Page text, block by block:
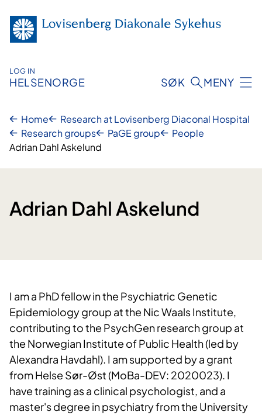
content
LOG IN
HELSENORGE SØK MENY
Home
Research at Lovisenberg Diaconal Hospital
Research groups
PaGE group
People
Adrian Dahl Askelund
Adrian Dahl Askelund
I am a PhD fellow in the Psychiatric Genetic
Epidemiology group at the Nic Waals Institute,
contributing to the PsychGen research group at
the Norwegian Institute of Public Health (led by
Alexandra Havdahl). I am supported by a grant
from Helse Sør-Øst (MoBa-DEV: 2020023). I
have training as a clinical psychologist, and a
master's degree in psychiatry from the University